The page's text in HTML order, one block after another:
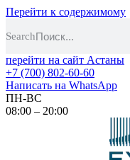
Перейти к содержимому
Search
перейти на сайт Астаны
+7 (700) 802-60-60
Написать на WhatsApp
ПН-ВС
08:00 – 20:00